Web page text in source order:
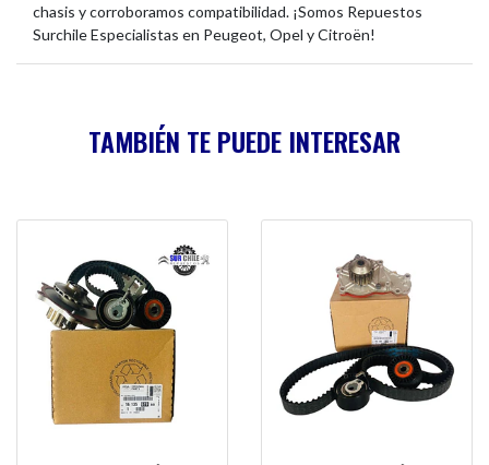
chasis y corroboramos compatibilidad. ¡Somos Repuestos
Surchile Especialistas en Peugeot, Opel y Citroën!
TAMBIÉN TE PUEDE INTERESAR